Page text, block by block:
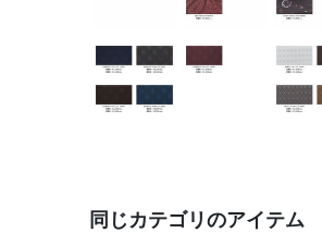
同じカテゴリのアイテム